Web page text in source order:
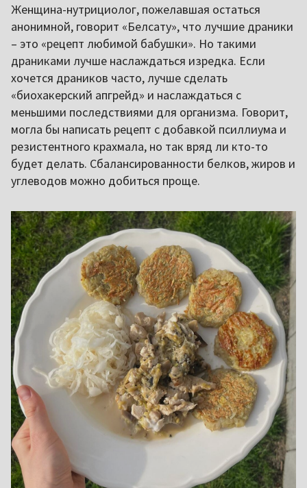
Женщина-нутрициолог, пожелавшая остаться
анонимной, говорит «Белсату», что лучшие драники
– это «рецепт любимой бабушки». Но такими
драниками лучше наслаждаться изредка. Если
хочется драников часто, лучше сделать
«биохакерский апгрейд» и наслаждаться с
меньшими последствиями для организма. Говорит,
могла бы написать рецепт с добавкой псиллиума и
резистентного крахмала, но так вряд ли кто-то
будет делать. Сбалансированности белков, жиров и
углеводов можно добиться проще.